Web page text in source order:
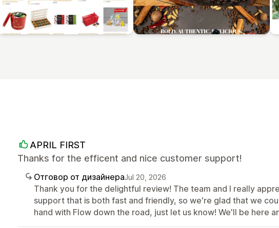
APRIL FIRST
Thanks for the efficent and nice customer support!
Отговор от дизайнераJul 20, 2026
Thank you for the delightful review! The team and I really
support that is both fast and friendly, so we're glad that we
hand with Flow down the road, just let us know! We'll be here